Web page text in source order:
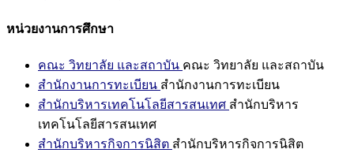
หน่วยงานการศึกษา
คณะ วิทยาลัย และสถาบัน คณะ วิทยาลัย และสถาบัน
สำนักงานการทะเบียน สำนักงานการทะเบียน
สำนักบริหารเทคโนโลยีสารสนเทศ สำนักบริหาร
เทคโนโลยีสารสนเทศ
สำนักบริหารกิจการนิสิต สำนักบริหารกิจการนิสิต